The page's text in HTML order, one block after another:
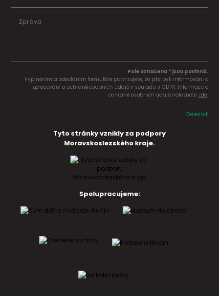
Pole označena * jsou povinná.
Vyplněním a odesláním formuláře potvrzujete, že jste byli informováni o
zpracování a ochraně osobních údajů v souladu s GDPR. Informace o
ochraně osobních údajů naleznete zde.
Odeslat
Tyto stránky vznikly za podpory
Moravskoslezského kraje.
Spolupracujeme: